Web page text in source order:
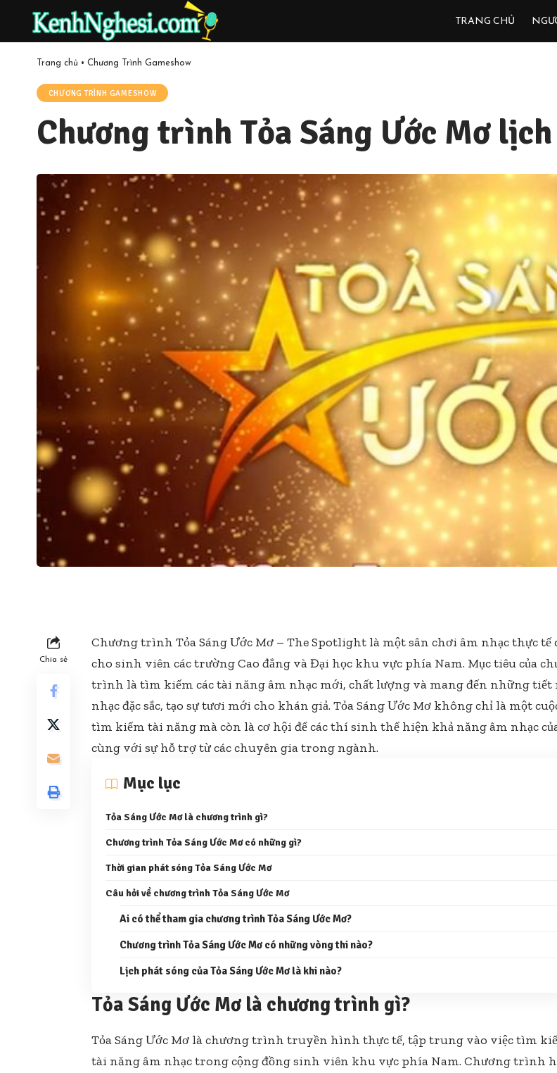
TRANG CHỦ
Trang chủ • Chương Trình Gameshow
CHƯƠNG TRÌNH GAMESHOW
Chương trình Tỏa Sáng Ước Mơ
Chia sẻ
Chương trình Tỏa Sáng Ước Mơ – The Spotlight là một sân chơi âm nhạc thực tế
cho sinh viên các trường Cao đẳng và Đại học khu vực phía Nam. Mục tiêu của
trình là tìm kiếm các tài năng âm nhạc mới, chất lượng và mang đến những tiết
nhạc đặc sắc, tạo sự tươi mới cho khán giả. Tỏa Sáng Ước Mơ không chỉ là một
tìm kiếm tài năng mà còn là cơ hội để các thí sinh thể hiện khả năng âm nhạc
cùng với sự hỗ trợ từ các chuyên gia trong ngành.
Mục lục
Tỏa Sáng Ước Mơ là chương trình gì?
Chương trình Tỏa Sáng Ước Mơ có những gì?
Thời gian phát sóng Tỏa Sáng Ước Mơ
Câu hỏi về chương trình Tỏa Sáng Ước Mơ
Ai có thể tham gia chương trình Tỏa Sáng Ước Mơ?
Chương trình Tỏa Sáng Ước Mơ có những vòng thi nào?
Lịch phát sóng của Tỏa Sáng Ước Mơ là khi nào?
Tỏa Sáng Ước Mơ là chương trình gì?
Tỏa Sáng Ước Mơ là chương trình truyền hình thực tế, tập trung vào việc tìm
tài năng âm nhạc trong cộng đồng sinh viên khu vực phía Nam. Chương trình